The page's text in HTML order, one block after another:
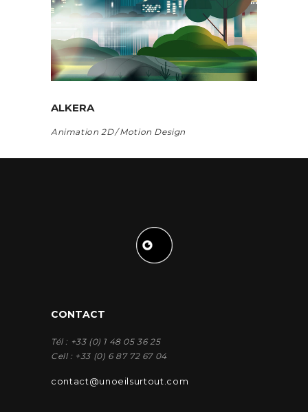
ALKERA
Animation 2D Motion Design
CONTACT
Tél : +33 (0) 1 48 05 36 25
Cell : +33 (0) 6 87 72 67 04
contact@unoeilsurtout.com